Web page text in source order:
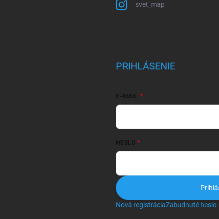
svet_map
PRIHLÁSENIE
E-MAIL
HESLO
Nová registráciaZabudnuté heslo